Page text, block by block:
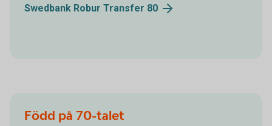
Swedbank Robur Transfer 80
Född på 70-talet